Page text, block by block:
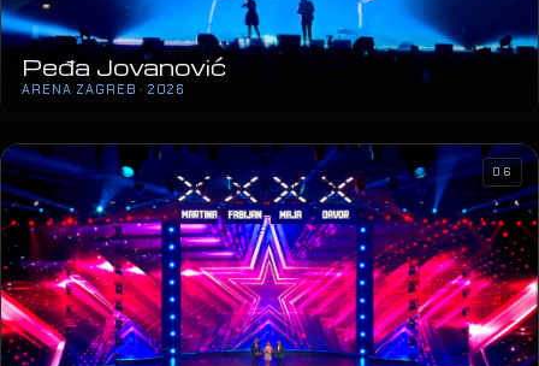
Peđa Jovanović
ARENA ZAGREB · 2026
06